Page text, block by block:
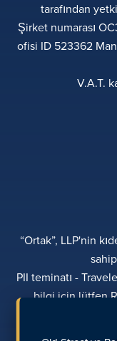
tarafından
Şirket numarası
ofisi ID 523362
V.A.T.
“Ortak”, LLP'nin
PII teminatı -
bilgi için lütfen
GIZLILIK
SON